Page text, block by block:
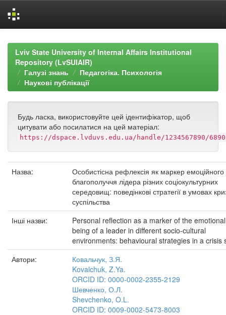
navigationLviv State University of Internal Affairs Institutional
Repository (LvSUIAIR)
Галузі знань
Педагогіка. Психологія
Наукові публікації
Будь ласка, використовуйте цей ідентифікатор, щоб
цитувати або посилатися на цей матеріал:
https://dspace.lvduvs.edu.ua/handle/1234567890/6890
Назва:
Особистісна рефлексія як маркер емоційного
благополуччя лідера різних соціокультурних
середовищ: поведінкові стратегії в умовах
суспільства
Інші назви:
Personal reflection as a marker of the
being of a leader in different socio-cultural
environments: behavioural strategies in a crisis
Автори:
Ковальчук, З.Я.
Kovalchuk, Z.Ya.
ORCID ID: 0000-0002-2355-2129
Шевченко, О.Л.
Shevchenko, O.L.
ORCID ID: 0009-0002-5473-8003